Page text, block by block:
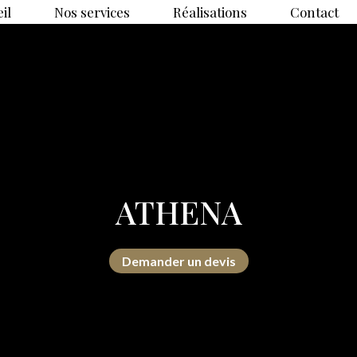
Nos services Réalisations Contact
ATHENA
Demander un devis